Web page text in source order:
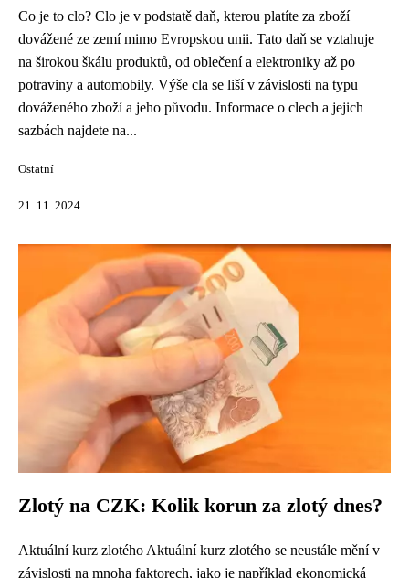
Co je to clo? Clo je v podstatě daň, kterou platíte za zboží
dovážené ze zemí mimo Evropskou unii. Tato daň se vztahuje
na širokou škálu produktů, od oblečení a elektroniky až po
potraviny a automobily. Výše cla se liší v závislosti na typu
dováženého zboží a jeho původu. Informace o clech a jejich
sazbách najdete na...
Ostatní
21. 11. 2024
Zlotý na CZK: Kolik korun za zlotý dnes?
Aktuální kurz zlotého Aktuální kurz zlotého se neustále mění v
závislosti na mnoha faktorech, jako je například ekonomická